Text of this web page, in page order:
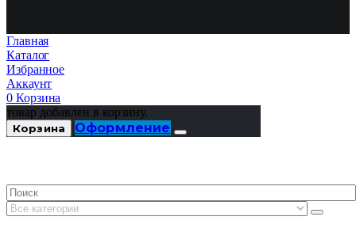
Главная
Каталог
Избранное
Аккаунт
0 Корзина
товар добавлен в корзину.
Корзина Оформление